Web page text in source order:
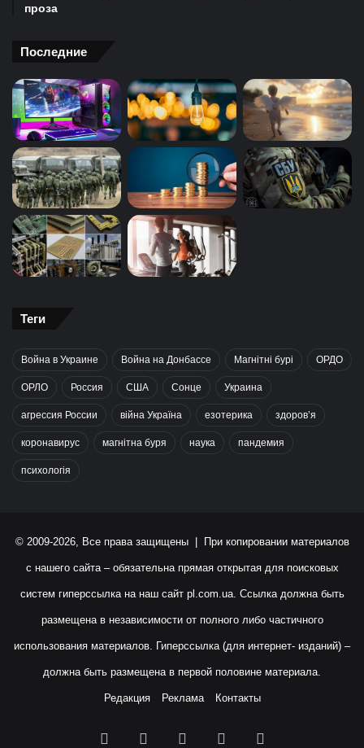
проза
Последние
Теги
Война в Украине Война на Донбассе Магнітні бурі ОРДО
ОРЛО Россия США Сонце Украина
агрессия России війна Україна езотерика здоров’я
коронавирус магнітна буря наука пандемия
психологія
© 2009-2026, Все права защищены | При копировании материалов
с нашего сайта – обязательна прямая открытая для поисковых
систем гиперссылка на наш сайт pl.com.ua. Ссылка должна быть
размещена в независимости от полного либо частичного
использования материалов. Гиперссылка (для интернет- изданий) –
должна быть размещена в первой половине материала.
Редакция Реклама Контакты
Facebook YouTubeInstagram